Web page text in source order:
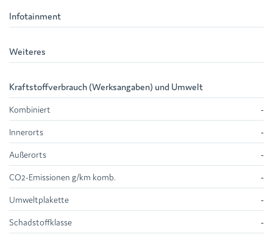
Infotainment
Weiteres
Kraftstoffverbrauch (Werksangaben) und Umwelt
Kombiniert -
Innerorts -
Außerorts -
CO2-Emissionen g/km komb. -
Umweltplakette -
Schadstoffklasse -